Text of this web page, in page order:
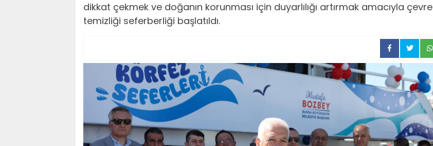
dikkat çekmek ve doğanın korunması için duyarlılığı artırmak amacıyla çevre
temizliği seferberliği başlatıldı.